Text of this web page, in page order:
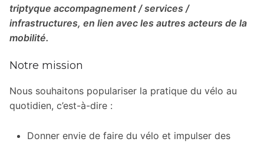
triptyque accompagnement / services /
infrastructures, en lien avec les autres acteurs de la
mobilité.
Notre mission
Nous souhaitons populariser la pratique du vélo au
quotidien, c’est-à-dire :
Donner envie de faire du vélo et impulser des